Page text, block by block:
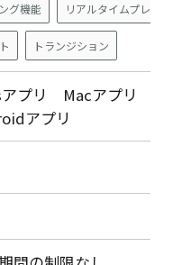
グ機能 リアルタイムプレビ
トランジション
アプリ Macアプリ
アプリ